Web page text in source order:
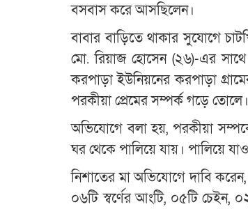
বসবাস করে আসছিলেন।
বাবার বাড়িতে থাকার সুযোগে
মো. রিয়াজ হোসেন (২৬)-এর সাথে
করপাড়া ইউনিয়নের করপাড়া
পরকীয়া প্রেমের সম্পর্ক গড়ে তোলে।
অভিযোগে বলা হয়, পরকীয়া
ঘর থেকে পালিয়ে যায়। পালিয়ে
নিশাতের মা অভিযোগে দাবি
০৬টি স্বর্ণের আংটি, ০৫টি চেইন,